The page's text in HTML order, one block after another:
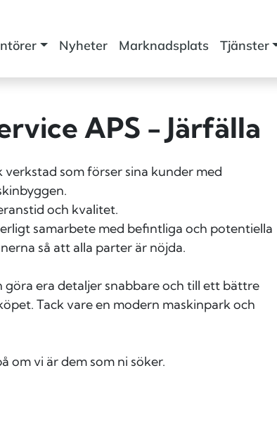
Nyheter Marknadsplats Tjänster
APS - Järfälla
som förser sina kunder med
och kvalitet.
samarbete med befintliga och potentiella
så att alla parter är nöjda.
göra era detaljer snabbare och till ett bättre
Tack vare en modern maskinpark och
om vi är dem som ni söker.